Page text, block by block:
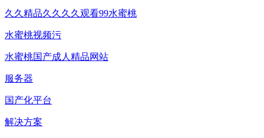
久久精品久久久久观看99水蜜桃
水蜜桃视频污
水蜜桃国产成人精品网站
服务器
国产化平台
解决方案